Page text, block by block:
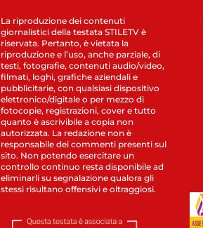
La riproduzione dei contenuti
giornalistici della testata STILETV è
riservata. Pertanto, è vietata la
riproduzione e l’uso, anche parziale, di
testi, fotografie, contenuti audio/video,
filmati, loghi, grafiche aziendali e
pubblicitarie, con qualsiasi dispositivo
elettronico/digitale o per mezzo di
fotocopie, registrazioni, cover e tutto
quanto è ascrivibile a copia non
autorizzata. La redazione non è
responsabile dei commenti presenti sul
sito. Non potendo esercitare un
controllo continuo resta disponibile ad
eliminarli su segnalazione qualora gli
stessi risultano offensivi e oltraggiosi.